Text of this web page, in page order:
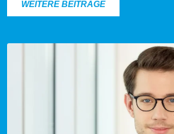
WEITERE BEITRÄGE